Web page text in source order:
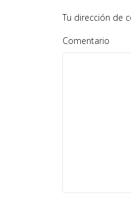
Tu dirección de
Comentario